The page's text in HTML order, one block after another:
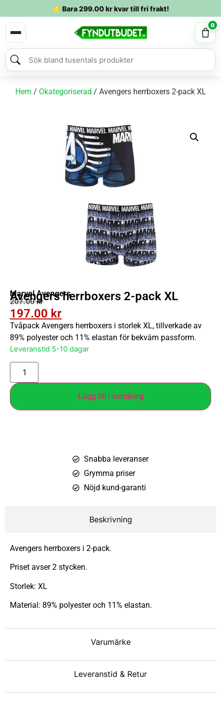
⭐ Bara299.00krkvar till fri frakt!
0
Hem / Okategoriserad / Avengers herrboxers 2-pack XL
Marvel Avengers
Avengers herrboxers 2-pack XL
207.00kr
197.00 kr
Tvåpack Avengers herrboxers i storlek XL, tillverkade av
89% polyester och 11% elastan för bekväm passform.
Leveranstid 5-10 dagar
Lägg till i varukorg
Snabba leveranser
Grymma priser
Nöjd kund-garanti
Beskrivning
Varumärke
Leveranstid & Retur
Avengers herrboxers i 2-pack.
Priset avser 2 stycken.
Storlek: XL
Material: 89% polyester och 11% elastan.